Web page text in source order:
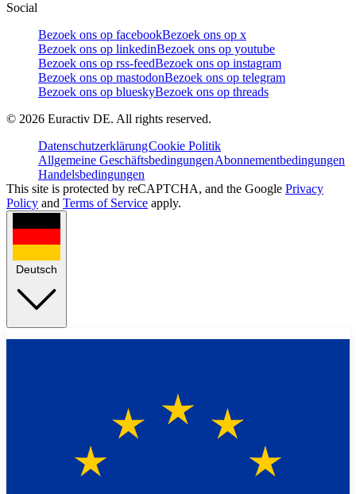
Social
Bezoek ons op facebookBezoek ons op x
Bezoek ons op linkedinBezoek ons op youtube
Bezoek ons op rss-feedBezoek ons op instagram
Bezoek ons op mastodonBezoek ons op telegram
Bezoek ons op blueskyBezoek ons op threads
© 2026 Euractiv DE. All rights reserved.
DatenschutzerklärungCookie Politik
Allgemeine GeschäftsbedingungenAbonnementbedingungen
Handelsbedingungen
This site is protected by reCAPTCHA, and the Google Privacy
Policy and Terms of Service apply.
Deutsch